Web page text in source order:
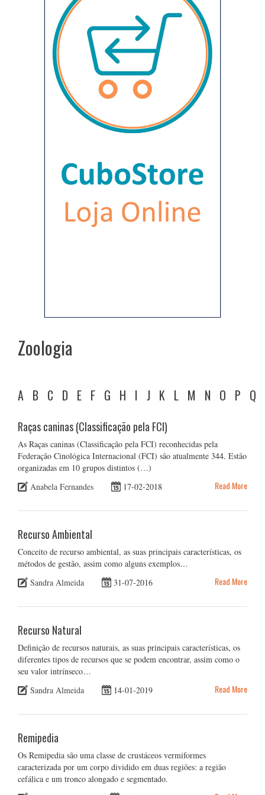
Zoologia
A B C D E F G H I J K L M N O P Q
Raças caninas (Classificação pela FCI)
As Raças caninas (Classificação pela FCI) reconhecidas pela
Federação Cinológica Internacional (FCI) são atualmente 344. Estão
organizadas em 10 grupos distintos (…)
Anabela Fernandes
17-02-2018 Read More
Recurso Ambiental
Conceito de recurso ambiental, as suas principais características, os
métodos de gestão, assim como alguns exemplos…
Sandra Almeida
31-07-2016 Read More
Recurso Natural
Definição de recursos naturais, as suas principais características, os
diferentes tipos de recursos que se podem encontrar, assim como o
seu valor intrínseco…
Sandra Almeida
14-01-2019 Read More
Remipedia
Os Remipedia são uma classe de crustáceos vermiformes
caracterizada por um corpo dividido em duas regiões: a região
cefálica e um tronco alongado e segmentado.